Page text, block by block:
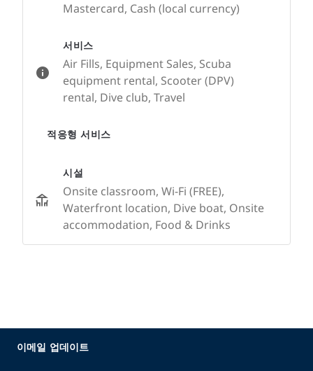
서비스
Air Fills, Equipment Sales, Scuba
equipment rental, Scooter (DPV)
rental, Dive club, Travel
적응형 서비스
시설
Onsite classroom, Wi-Fi (FREE),
Waterfront location, Dive boat, Onsite
accommodation, Food & Drinks
Mastercard, Cash (local currency)
이메일 업데이트